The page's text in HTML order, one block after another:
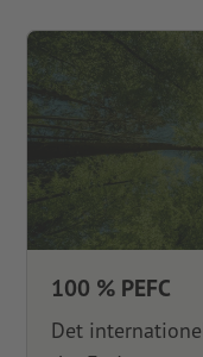
100 % PEFC
Det